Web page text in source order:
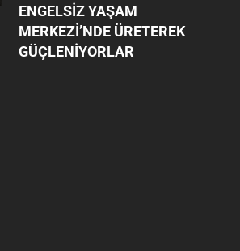
ENGELSİZ YAŞAM
MERKEZİ’NDE ÜRETEREK
GÜÇLENİYORLAR